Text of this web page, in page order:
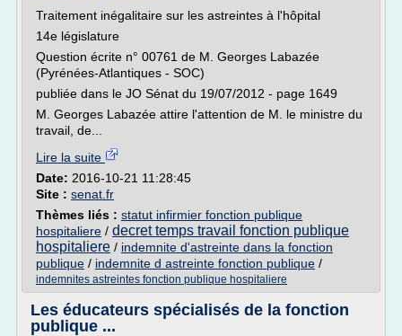
Traitement inégalitaire sur les astreintes à l'hôpital
14e législature
Question écrite n° 00761 de M. Georges Labazée
(Pyrénées-Atlantiques - SOC)
publiée dans le JO Sénat du 19/07/2012 - page 1649
M. Georges Labazée attire l'attention de M. le ministre du
travail, de...
Lire la suite
Date: 2016-10-21 11:28:45
Site : senat.fr
Thèmes liés : statut infirmier fonction publique
hospitaliere / decret temps travail fonction publique
hospitaliere / indemnite d'astreinte dans la fonction
publique / indemnite d astreinte fonction publique /
indemnites astreintes fonction publique hospitaliere
Les éducateurs spécialisés de la fonction
publique ...